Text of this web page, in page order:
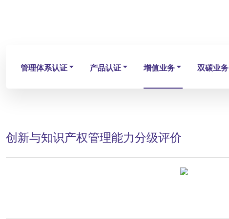
管理体系认证 产品认证 增值业务 双碳业务
创新与知识产权管理能力分级评价